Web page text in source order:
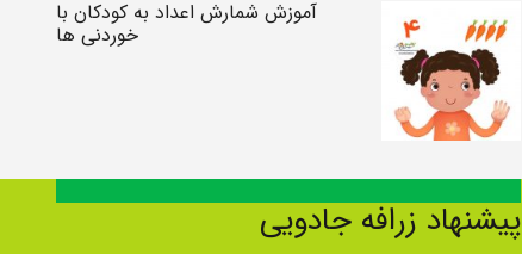
آموزش شمارش اعداد به کودکان با
خوردنی ها
پیشنهاد زرافه جادویی